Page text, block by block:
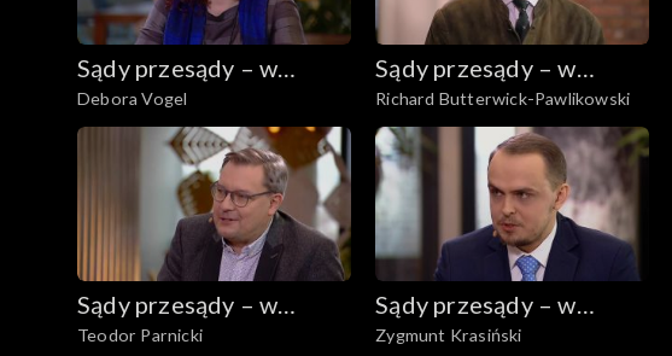
Sądy przesądy – w
powiększeniu
Debora Vogel
Sądy przesądy – w
powiększeniu
Richard Butterwick-Pawlikowski
Sądy przesądy – w
powiększeniu
Teodor Parnicki
Sądy przesądy – w
powiększeniu
Zygmunt Krasiński